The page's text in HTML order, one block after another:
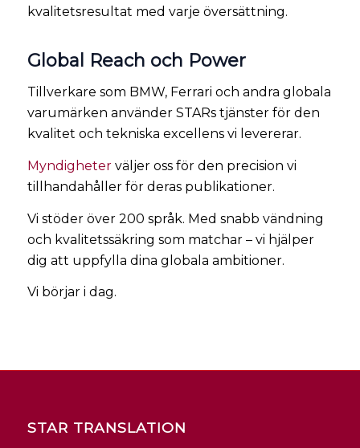
kvalitetsresultat med varje översättning.
Global Reach och Power
Tillverkare som BMW, Ferrari och andra globala
varumärken använder STARs tjänster för den
kvalitet och tekniska excellens vi levererar.
Myndigheterväljer oss för den precision vi
tillhandahåller för deras publikationer.
Vi stöder över 200 språk. Med snabb vändning
och kvalitetssäkring som matchar – vi hjälper
dig att uppfylla dina globala ambitioner.
Vi börjar i dag.
STAR TRANSLATION